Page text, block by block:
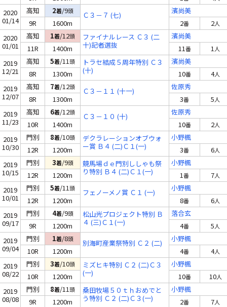
2020
01/14
高知 2着/9頭 Ｃ３－７ (七)
濱尚美
9R
1600m 2番 2人
2020
01/01
高知 1着/12頭
ファイナルレース Ｃ３ (二
十)記者選抜
濱尚美
11R
1400m 11番 1人
2019
12/21
高知 5着/11頭
トラセ結成５周年特別 Ｃ３
(十)
濱尚美
8R
1300m 10番 4人
2019
12/07
高知 7着/12頭 Ｃ３－１１ (十一)
佐原秀
8R
1300m 3番 5人
2019
11/23
高知 6着/12頭 Ｃ３－１０ (十)
佐原秀
10R
1400m 10番 2人
2019
10/30
門別 8着/10頭
デクラレーションオブウォ
ー賞 Ｂ４ (二)Ｃ１(一)
小野楓
12R
1200m 3番 6人
2019
10/15
門別 3着/9頭
競馬場ｄｅ門別ししゃも祭
り特別 Ｂ４ (二)Ｃ１(一)
小野楓
12R
1200m 1番 7人
2019
10/01
門別 5着/11頭 フェノーメノ賞 Ｃ１ (一)
小野楓
12R
1200m 8番 6人
2019
09/17
門別 4着/9頭
松山光プロジェクト特別 Ｂ
４ (三)Ｃ１(一)
落合玄
9R
1200m 4番 5人
2019
09/04
門別 1着/8頭 別海町産業祭特別 Ｃ２ (二)
小野楓
10R
1200m 4番 4人
2019
08/22
門別 3着/10頭
ミズヒキ特別 Ｃ２ (二)Ｃ３
(一)
小野楓
10R
1200m 10番 10人
2019
08/08
門別 8着/11頭
桑田牧場５０ｔｈおめでと
う特別 Ｃ２ (二)Ｃ３(一)
小野楓
9R
1200m 2番 7人